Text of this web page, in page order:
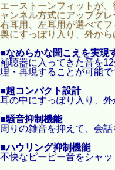
エーストーンフィットが
ャンネル方式にアップグレ
右耳用、左耳用が選べて
奥にすっぽり入り、外から
■なめらかな聞こえを実現
補聴器に入ってきた音を
理・再現することが可能で
■超コンパクト設計
耳の中にすっぽり入り、外
■騒音抑制機能
周りの雑音を抑えて、会話
■ハウリング抑制機能
不快なピーピー音をシャッ